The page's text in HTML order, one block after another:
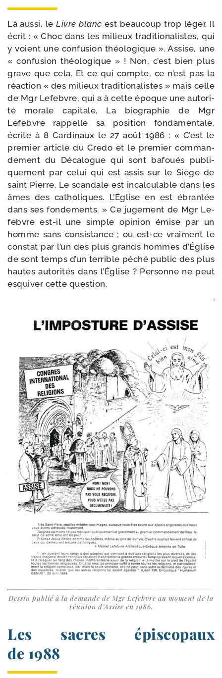
Là aus­si, leLivre blanc est beau­coup trop léger. Il
écrit : « Choc dans les mi­lieux tra­di­tio­na­listes, qui
y voient une confu­sion théo­lo­gique ». Assise, une
« confu­sion théo­lo­gique » ! Non, c’est bien plus
grave que cela. Et ce qui compte, ce n’est pas la
réac­tion « des milieux tra­di­tio­na­listes » mais celle
de Mgr Lefebvre, qui a à cette époque une auto­ri­
té morale capi­tale. La bio­graphie de Mgr
Lefebvre rap­pelle sa posi­tion fon­da­men­tale,
écrite à 8 Car­dinaux le 27 août 1986 : « C’est le
pre­mier article du Credo et le pre­mier com­man­
de­ment du Décalogue qui sont bafoués publi­
que­ment par celui qui est assis sur le Siège de
saint Pierre. Le scan­dale est incal­cu­lable dans les
âmes des catho­liques. L’Église en est ébran­lée
dans ses fon­dements. » Ce juge­ment de Mgr Le­
febvre est-​il une simple opi­nion émise par un
homme sans consis­tance ; ou est-​ce vrai­ment le
constat par l’un des plus grands hommes d’Église
de sont temps d’un ter­rible péché public des plus
hautes auto­ri­tés dans l’Église ? Personne ne peut
esqui­ver cette question.
Dessin publié à la demande de Mgr Lefebvre au moment de la
réunion d’Assise en 1986.
Les sacres épiscopaux
de 1988